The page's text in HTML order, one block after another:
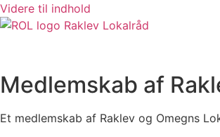
Videre til indhold
Medlemskab af
Et medlemskab af Raklev og Omegns